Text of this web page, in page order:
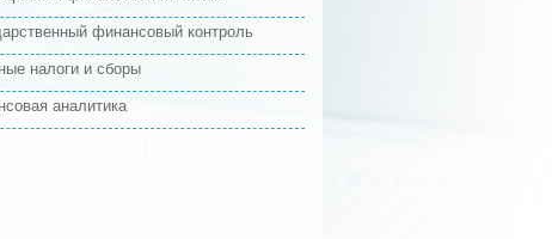
финансовый контроль
налоги и сборы
аналитика